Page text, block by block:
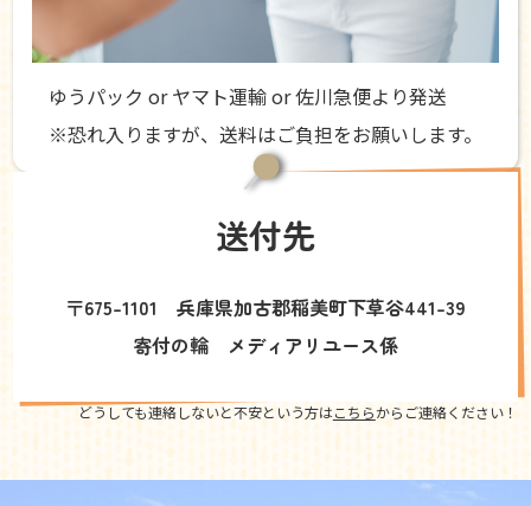
ゆうパック or ヤマト運輸 or 佐川急便より発送
※恐れ入りますが、送料はご負担をお願いします。
送付先
〒675-1101 兵庫県加古郡稲美町下草谷441-39
寄付の輪 メディアリユース係
どうしても連絡しないと不安という方はこちらからご連絡ください！